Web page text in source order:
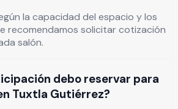
la capacidad del espacio y los
recomendamos solicitar cotización
salón.
debo reservar para
Tuxtla Gutiérrez?